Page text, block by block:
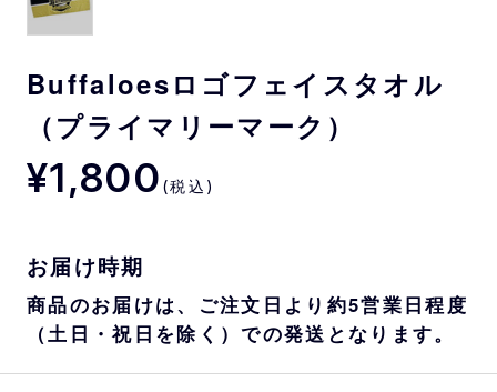
Buffaloesロゴフェイスタオル
（プライマリーマーク）
¥1,800 (税込)
お届け時期
商品のお届けは、ご注文日より約5営業日程度
（土日・祝日を除く）での発送となります。